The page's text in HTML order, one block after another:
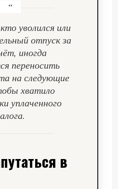
уволился или
отпуск за
иногда
переносить
на следующие
хватило
уплаченного
в